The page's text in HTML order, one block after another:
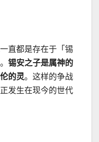
直都是存在于「锡
锡安之子是属神的
的灵。这样的争战
发生在现今的世代